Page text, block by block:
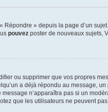
» depuis la page d’un
pouvez poster de nouveaux sujets,
ou supprimer que vos propres
a déjà répondu au message,
n’apparaîtra pas si un
que les utilisateurs ne peuvent